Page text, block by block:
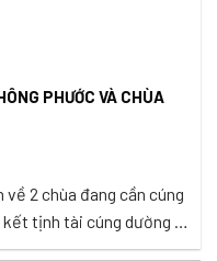
PHƯỚC VÀ CHÙA
2 chùa đang cần cúng
tịnh tài cúng dường 2
Linh ở Tiền Giang để